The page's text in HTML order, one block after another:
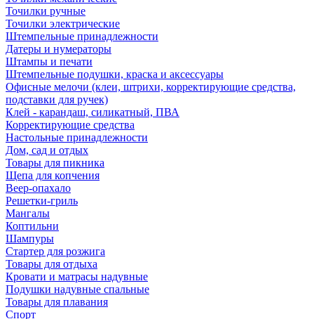
Точилки ручные
Точилки электрические
Штемпельные принадлежности
Датеры и нумераторы
Штампы и печати
Штемпельные подушки, краска и аксессуары
Офисные мелочи (клеи, штрихи, корректирующие средства,
подставки для ручек)
Клей - карандаш, силикатный, ПВА
Корректирующие средства
Настольные принадлежности
Дом, сад и отдых
Товары для пикника
Щепа для копчения
Веер-опахало
Решетки-гриль
Мангалы
Коптильни
Шампуры
Стартер для розжига
Товары для отдыха
Кровати и матрасы надувные
Подушки надувные спальные
Товары для плавания
Спорт